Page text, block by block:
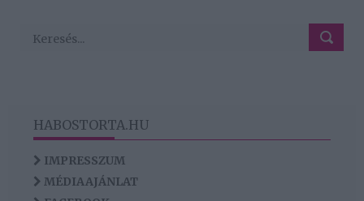
HABOSTORTA.HU
IMPRESSZUM
MÉDIAAJÁNLAT